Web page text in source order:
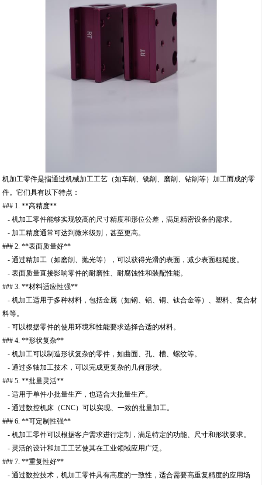
机加工零件是指通过机械加工工艺（如车削、铣削、磨削、钻削等）加工而成的零
件。它们具有以下特点：
### 1. **高精度**
- 机加工零件能够实现较高的尺寸精度和形位公差，满足精密设备的需求。
- 加工精度通常可达到微米级别，甚至更高。
### 2. **表面质量好**
- 通过精加工（如磨削、抛光等），可以获得光滑的表面，减少表面粗糙度。
- 表面质量直接影响零件的耐磨性、耐腐蚀性和装配性能。
### 3. **材料适应性强**
- 机加工适用于多种材料，包括金属（如钢、铝、铜、钛合金等）、塑料、复合材
料等。
- 可以根据零件的使用环境和性能要求选择合适的材料。
### 4. **形状复杂**
- 机加工可以制造形状复杂的零件，如曲面、孔、槽、螺纹等。
- 通过多轴加工技术，可以完成更复杂的几何形状。
### 5. **批量灵活**
- 适用于单件小批量生产，也适合大批量生产。
- 通过数控机床（CNC）可以实现、一致的批量加工。
### 6. **可定制性强**
- 机加工零件可以根据客户需求进行定制，满足特定的功能、尺寸和形状要求。
- 灵活的设计和加工工艺使其在工业领域应用广泛。
### 7. **重复性好**
- 通过数控技术，机加工零件具有高度的一致性，适合需要高重复精度的应用场